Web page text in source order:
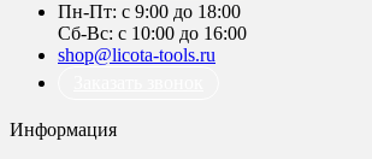
Пн-Пт: с 9:00 до 18:00
Сб-Вс: с 10:00 до 16:00
shop@licota-tools.ru
Информация